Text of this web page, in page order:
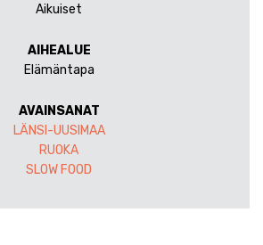
Aikuiset
AIHEALUE
Elämäntapa
AVAINSANAT
LÄNSI-UUSIMAA
RUOKA
SLOW FOOD